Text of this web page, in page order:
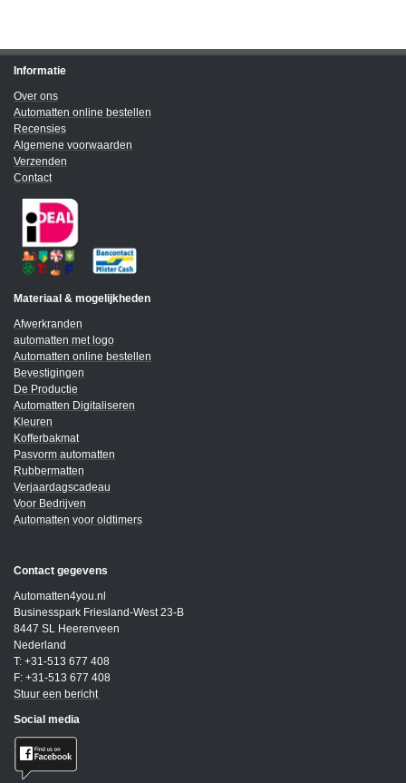
Informatie
Over ons
Automatten online bestellen
Recensies
Algemene voorwaarden
Verzenden
Contact
Materiaal & mogelijkheden
Afwerkranden
automatten met logo
Automatten online bestellen
Bevestigingen
De Productie
Automatten Digitaliseren
Kleuren
Kofferbakmat
Pasvorm automatten
Rubbermatten
Verjaardagscadeau
Voor Bedrijven
Automatten voor oldtimers
Contact gegevens
Automatten4you.nl
Businesspark Friesland-West 23-B
8447 SL Heerenveen
Nederland
T: +31-513 677 408
F: +31-513 677 408
Stuur een bericht
Social media